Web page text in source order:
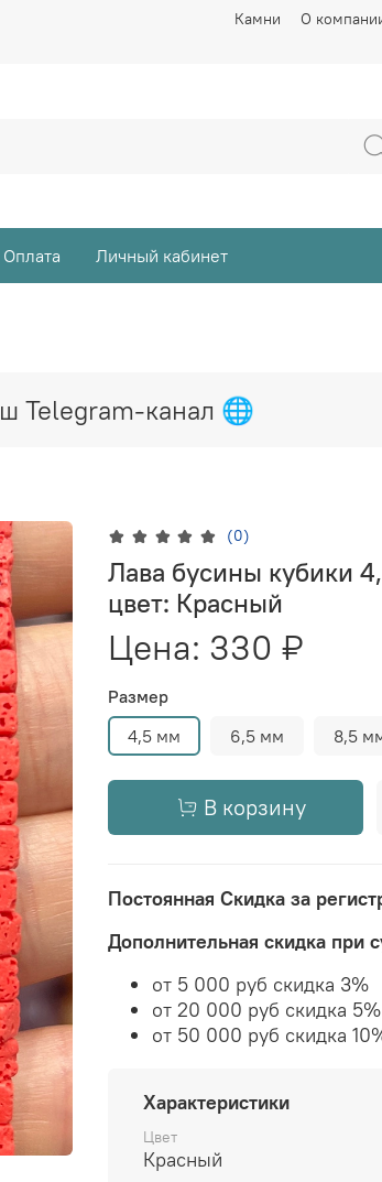
Камни О
Оплата Личный кабинет
Telegram-канал 🌐
(0)
Лава бусины кубики
цвет: Красный
Цена: 330 ₽
Размер
4,5 мм
6,5 мм 8,5
В корзину
Постоянная Скидка за
Дополнительная скидка при
от 5 000 руб скидка 3%
от 20 000 руб скидка 5%
от 50 000 руб скидка
Характеристики
Цвет
Красный